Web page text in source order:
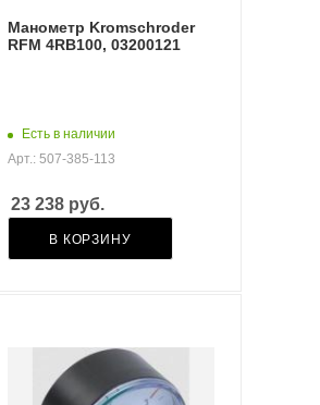
Манометр Kromschroder
RFM 4RB100, 03200121
Есть в наличии
Арт.: 507-385-113
23 238руб.
В КОРЗИНУ